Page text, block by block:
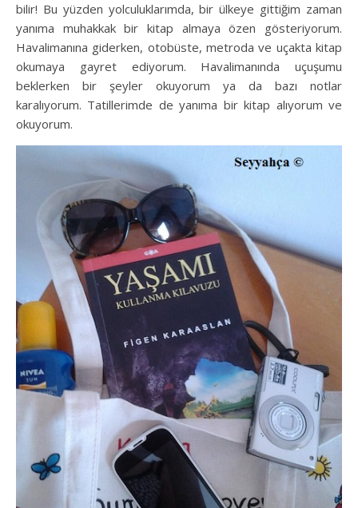
bilir! Bu yüzden yolculuklarımda, bir ülkeye gittiğim zaman
yanıma muhakkak bir kitap almaya özen gösteriyorum.
Havalimanına giderken, otobüste, metroda ve uçakta kitap
okumaya gayret ediyorum. Havalimanında uçuşumu
beklerken bir şeyler okuyorum ya da bazı notlar
karalıyorum. Tatillerimde de yanıma bir kitap alıyorum ve
okuyorum.